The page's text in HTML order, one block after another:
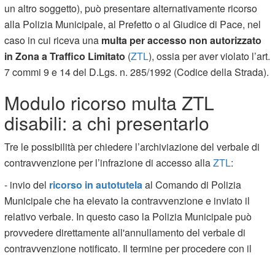
un altro soggetto), può presentare alternativamente ricorso
alla Polizia Municipale, al Prefetto o al Giudice di Pace, nel
caso in cui riceva una multa per accesso non autorizzato
in Zona a Traffico Limitato (ZTL), ossia per aver violato l’art.
7 commi 9 e 14 del D.Lgs. n. 285/1992 (Codice della Strada).
Modulo ricorso multa ZTL
disabili: a chi presentarlo
Tre le possibilità per chiedere l’archiviazione del verbale di
contravvenzione per l’infrazione di accesso allaZTL:
- invio del ricorso in autotutela al Comando di Polizia
Municipale che ha elevato la contravvenzione e inviato il
relativo verbale. In questo caso la Polizia Municipale può
provvedere direttamente all'annullamento del verbale di
contravvenzione notificato. Il termine per procedere con il